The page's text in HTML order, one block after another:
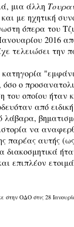
μια άλλη
με ηχητική
όπερα του
2016
τελειώσει την
ο
του οποίου ήταν
από
να
παρέας αυτής
διακοσμητικά
επιπλέον
στην ΟΔΟ στις 28